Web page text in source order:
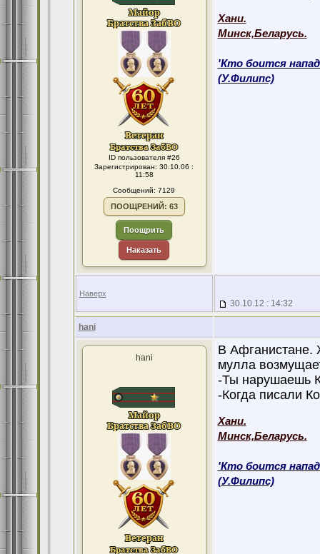
ID пользователя #26
Зарегистрирован: 30.10.06 :
11:58
Сообщений: 7129
ПООЩРЕНИЙ: 63
Поощрить
Наказать
Хани.
Минск,Беларусь.
'Кто боится
(У.Филипс)
Наверх
30.10.12 : 14:32
hani
hani
В Афганистане.
мулла
-Ты нарушаешь
-Когда писали
Хани.
Минск,Беларусь.
'Кто боится
(У.Филипс)